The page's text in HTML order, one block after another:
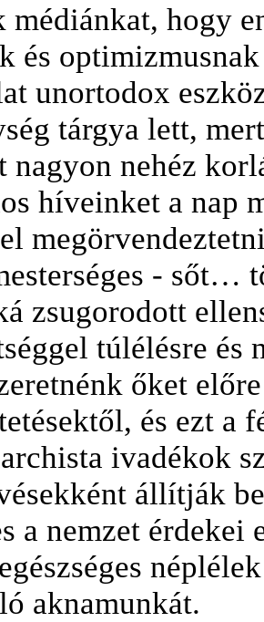
médiánkat, hogy
és
unortodox
tárgya lett,
nagyon nehéz
híveinket a nap
- sőt…
zsugorodott
túlélésre és
őket
és ezt a
ivadékok
állítják
a nemzet
aknamunkát.